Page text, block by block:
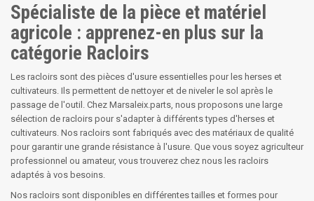
Spécialiste de la pièce et matériel
agricole : apprenez-en plus sur la
catégorie Racloirs
Les racloirs sont des pièces d'usure essentielles pour les herses et
cultivateurs. Ils permettent de nettoyer et de niveler le sol après le
passage de l'outil. Chez Marsaleix.parts, nous proposons une large
sélection de racloirs pour s'adapter à différents types d'herses et
cultivateurs. Nos racloirs sont fabriqués avec des matériaux de qualité
pour garantir une grande résistance à l'usure. Que vous soyez agriculteur
professionnel ou amateur, vous trouverez chez nous les racloirs
adaptés à vos besoins.
Nos racloirs sont disponibles en différentes tailles et formes pour